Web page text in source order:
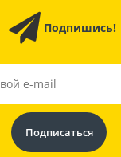
Подпишись!